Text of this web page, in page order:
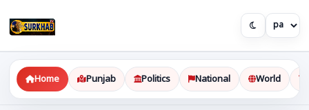
Home Punjab Politics National World